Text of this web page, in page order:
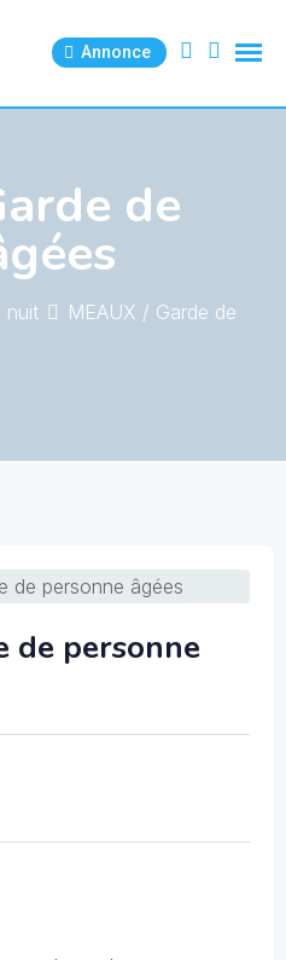
Annonce
de
nuit
MEAUX / Garde de
de personne